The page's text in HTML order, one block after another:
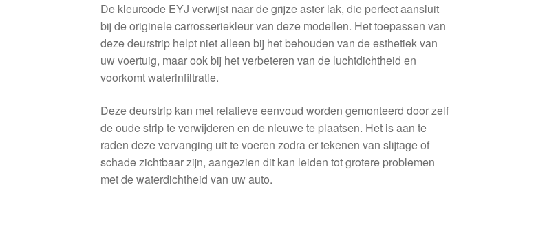
De kleurcode EYJ verwijst naar de grijze aster lak, die perfect aansluit
bij de originele carrosseriekleur van deze modellen. Het toepassen van
deze deurstrip helpt niet alleen bij het behouden van de esthetiek van
uw voertuig, maar ook bij het verbeteren van de luchtdichtheid en
voorkomt waterinfiltratie.
Deze deurstrip kan met relatieve eenvoud worden gemonteerd door zelf
de oude strip te verwijderen en de nieuwe te plaatsen. Het is aan te
raden deze vervanging uit te voeren zodra er tekenen van slijtage of
schade zichtbaar zijn, aangezien dit kan leiden tot grotere problemen
met de waterdichtheid van uw auto.